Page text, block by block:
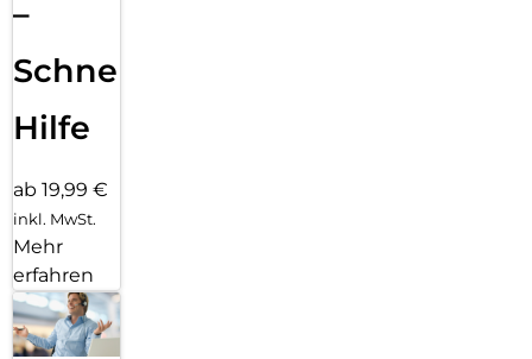
–
Schnelle
Hilfe
ab 19,99 €
inkl. MwSt.
Mehr
erfahren